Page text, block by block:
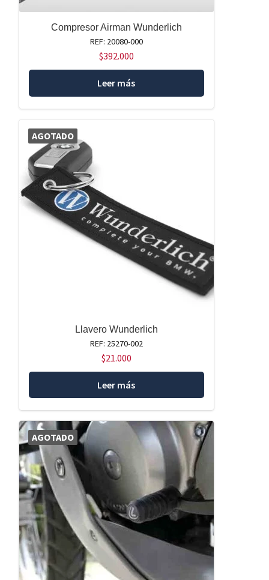
Compresor Airman Wunderlich
REF: 20080-000
$392.000
Leer más
AGOTADO
Llavero Wunderlich
REF: 25270-002
$21.000
Leer más
AGOTADO